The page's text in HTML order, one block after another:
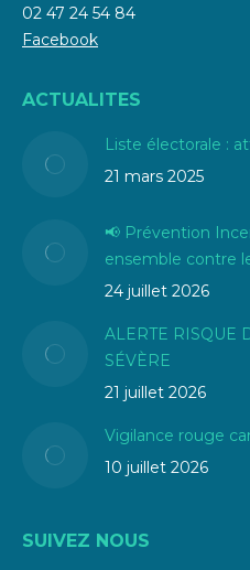
02 47 24 54 84
Facebook
ACTUALITES
Liste électorale :
21 mars 2025
📢 Prévention
ensemble contre
24 juillet 2026
ALERTE RISQUE
SÉVÈRE
21 juillet 2026
Vigilance rouge
10 juillet 2026
SUIVEZ NOUS